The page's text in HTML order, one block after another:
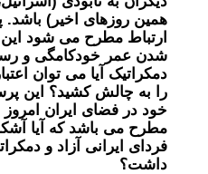
همین روزهای اخیر)
ارتباط مطرح می شود
شدن عمر خودکامگی و
دمکراتیک آیا می توان
را به چالش کشید؟ این
خود در فضای ایران
مطرح می باشد که آیا
فردای ایرانی آزاد و
داشت؟